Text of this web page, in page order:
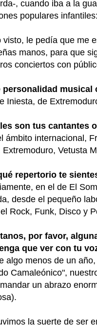
, cuando iba a la
populares
visto, le pedía que me
manos, para que
conciertos con
personalidad musical
Iniesta, de
son tus cantantes
ámbito internacional,
Extremoduro, Vetusta
repertorio te
en el de El
desde el pequeño
Rock, Funk, Disco y
por favor,
que ver con tu
algo menos de un
Camaleónico",
un abrazo
la suerte de ser